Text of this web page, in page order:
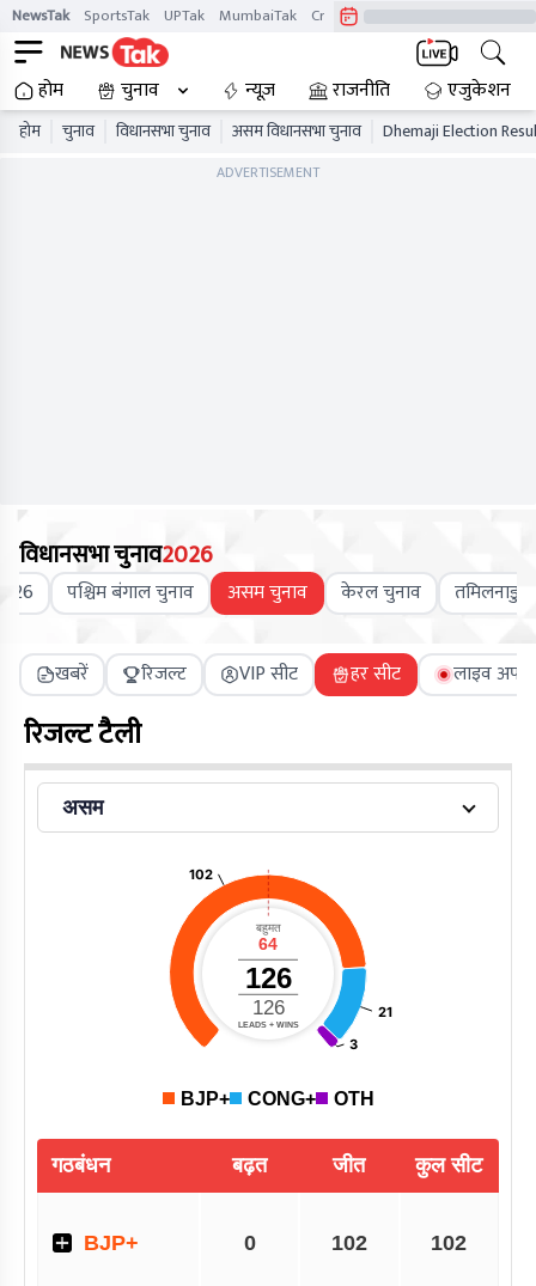
NewsTak SportsTak UPTak MumbaiTak CrimeTak
होम चुनाव न्यूज़ राजनीति एजुकेशन
होम चुनाव विधानसभा चुनाव असम विधानसभा चुनाव Dhemaji Election
ADVERTISEMENT
विधानसभा चुनाव2026
पश्चिम बंगाल चुनाव असम चुनाव केरल चुनाव तमिलनाडु
खबरें रिजल्ट VIP सीट हर सीट लाइव
रिजल्ट टैली